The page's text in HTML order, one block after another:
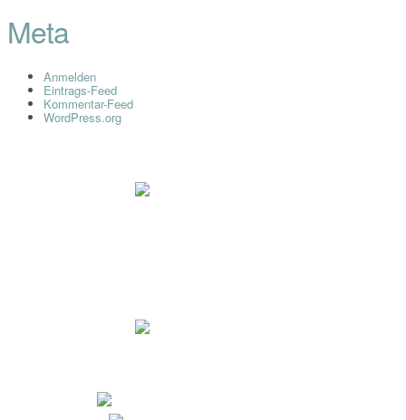
Meta
Anmelden
Eintrags-Feed
Kommentar-Feed
WordPress.org